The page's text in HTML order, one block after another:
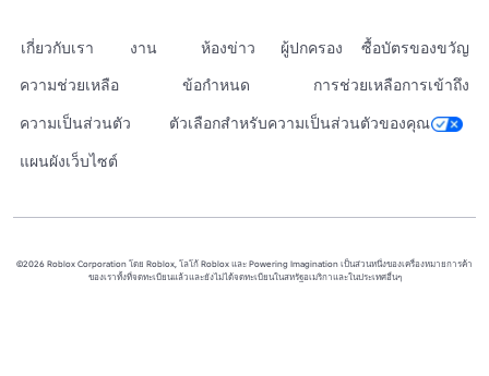
เกี่ยวกับเรา งาน ห้องข่าว ผู้ปกครอง
ซื้อบัตรของขวัญ
ความช่วยเหลือ
ข้อกำหนด
การช่วยเหลือการเข้าถึง
ความเป็นส่วนตัว
ตัวเลือกสำหรับความเป็นส่วนตัวของคุณ
แผนผังเว็บไซต์
©2026 Roblox Corporation โดย Roblox, โลโก้ Roblox และ Powering Imagination เป็นส่วนหนึ่งของเครื่องหมายการค้า
ของเราทั้งที่จดทะเบียนแล้วและยังไม่ได้จดทะเบียนในสหรัฐอเมริกาและในประเทศอื่นๆ